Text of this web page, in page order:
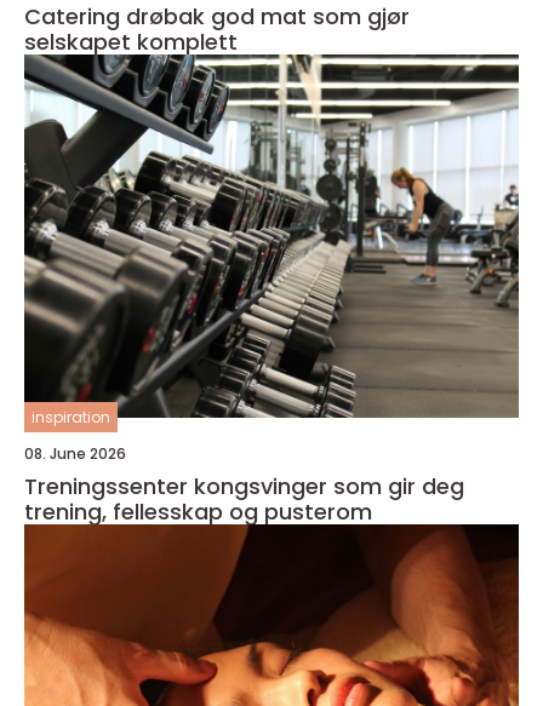
Catering drøbak god mat som gjør
selskapet komplett
inspiration
08. June 2026
Treningssenter kongsvinger som gir deg
trening, fellesskap og pusterom